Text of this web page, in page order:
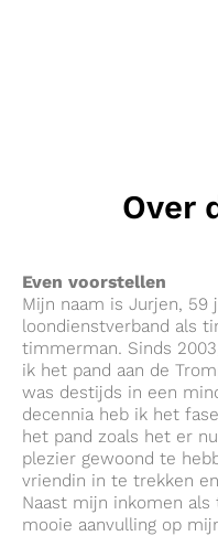
Over
Even voorstellen
Mijn naam is Jurjen, 59
loondienstverband als
timmerman. Sinds
ik het pand aan de
was destijds in een
decennia heb ik het
het pand zoals het er
plezier gewoond te
vriendin in te trekken
Naast mijn inkomen
mooie aanvulling op